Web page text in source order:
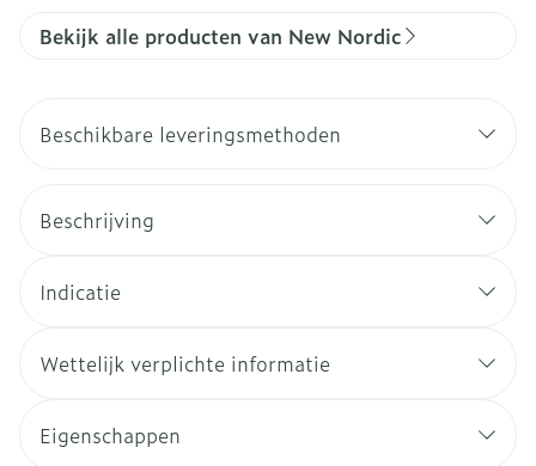
Bekijk alle producten van New Nordic
Beschikbare leveringsmethoden
Beschrijving
Indicatie
Wettelijk verplichte informatie
Eigenschappen